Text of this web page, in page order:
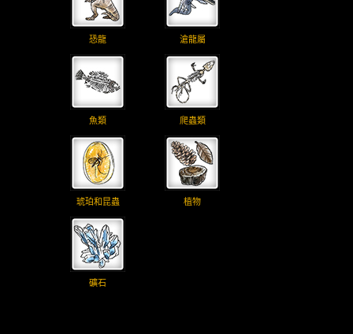
恐龍 滄龍屬
魚類 爬蟲類
琥珀和昆蟲 植物
礦石